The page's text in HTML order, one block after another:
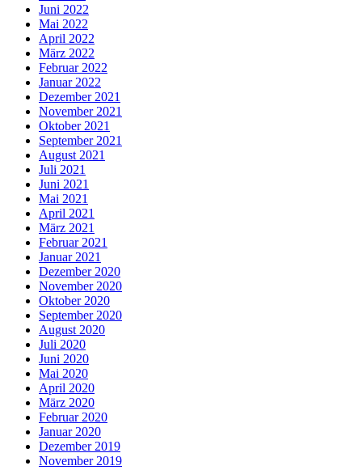
Juni 2022
Mai 2022
April 2022
März 2022
Februar 2022
Januar 2022
Dezember 2021
November 2021
Oktober 2021
September 2021
August 2021
Juli 2021
Juni 2021
Mai 2021
April 2021
März 2021
Februar 2021
Januar 2021
Dezember 2020
November 2020
Oktober 2020
September 2020
August 2020
Juli 2020
Juni 2020
Mai 2020
April 2020
März 2020
Februar 2020
Januar 2020
Dezember 2019
November 2019